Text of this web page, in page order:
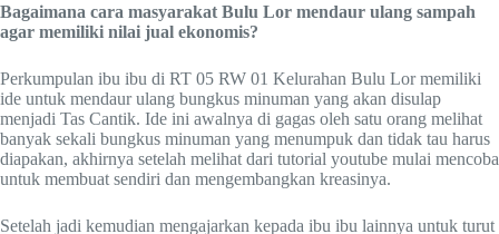
Bagaimana cara masyarakat Bulu Lor mendaur ulang sampah
agar memiliki nilai jual ekonomis?
Perkumpulan ibu ibu di RT 05 RW 01 Kelurahan Bulu Lor memiliki
ide untuk mendaur ulang bungkus minuman yang akan disulap
menjadi Tas Cantik. Ide ini awalnya di gagas oleh satu orang melihat
banyak sekali bungkus minuman yang menumpuk dan tidak tau harus
diapakan, akhirnya setelah melihat dari tutorial youtube mulai mencoba
untuk membuat sendiri dan mengembangkan kreasinya.
Setelah jadi kemudian mengajarkan kepada ibu ibu lainnya untuk turut